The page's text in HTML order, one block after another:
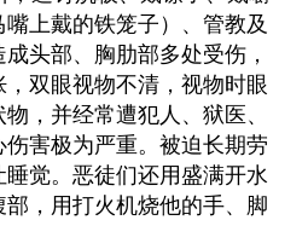
上戴的铁笼子）、管教及
头部、胸肋部多处受伤，
双眼视物不清，视物时眼
，并经常遭犯人、狱医、
害极为严重。被迫长期劳
觉。恶徒们还用盛满开水
，用打火机烧他的手、脚